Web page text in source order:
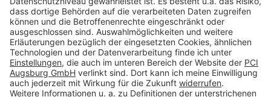
Download
Auf die Merkliste